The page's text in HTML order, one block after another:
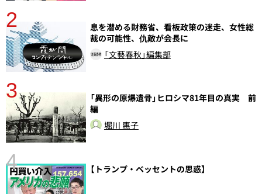
2
息を潜める財務省、看板政策の迷走、女性総
裁の可能性、仇敵が会長に
「文藝春秋」編集部
3
「異形の原爆遺骨」ヒロシマ81年目の真実 前
編
堀川 惠子
4 【トランプ・ベッセントの思惑】